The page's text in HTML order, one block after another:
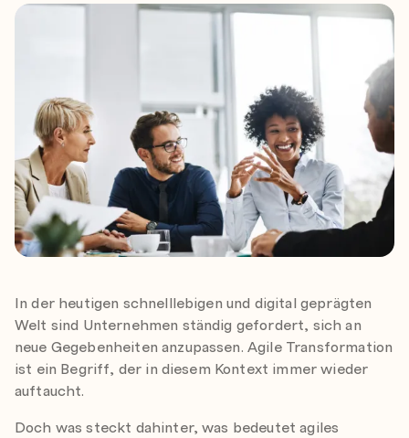
In der heutigen schnelllebigen und digital geprägten
Welt sind Unternehmen ständig gefordert, sich an
neue Gegebenheiten anzupassen. Agile Transformation
ist ein Begriff, der in diesem Kontext immer wieder
auftaucht.
Doch was steckt dahinter, was bedeutet agiles